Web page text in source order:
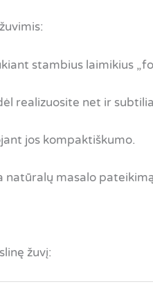
stambius laimikius
realizuosite net ir
jos kompaktiškumo.
masalo
žuvį: